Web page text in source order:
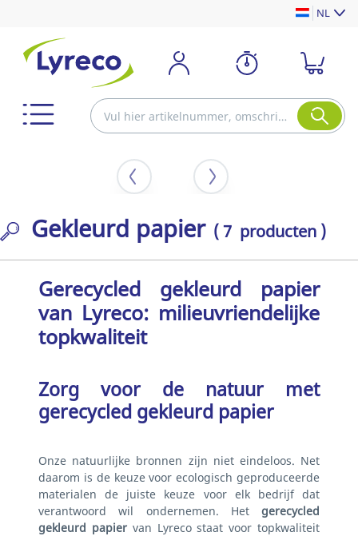
NL
Gekleurd papier ( 7 producten )
Gerecycled gekleurd papier
van Lyreco: milieuvriendelijke
topkwaliteit
Zorg voor de natuur met
gerecycled gekleurd papier
Onze natuurlijke bronnen zijn niet eindeloos. Net
daarom is de keuze voor ecologisch geproduceerde
materialen de juiste keuze voor elk bedrijf dat
verantwoord wil ondernemen. Het gerecycled
gekleurd papiervan Lyreco staat voor topkwaliteit